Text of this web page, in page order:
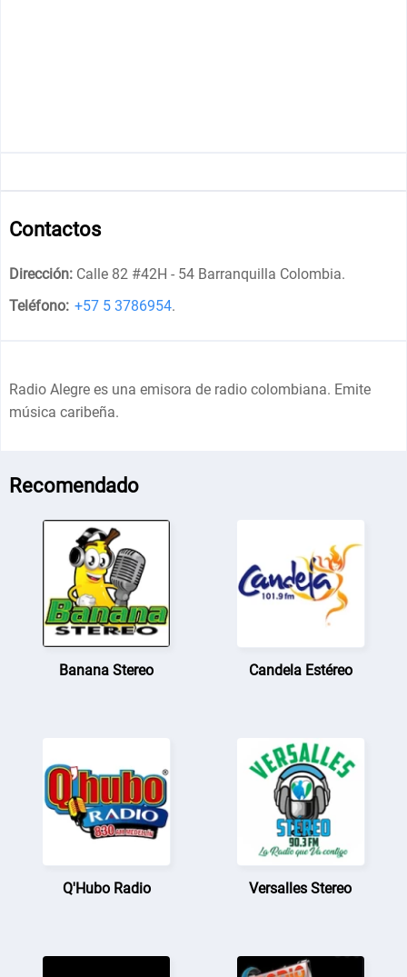
Contactos
Dirección: Calle 82 #42H - 54 Barranquilla Colombia.
Teléfono: +57 5 3786954.
Radio Alegre es una emisora de radio colombiana. Emite
música caribeña.
Recomendado
Banana Stereo Candela Estéreo
Q'Hubo Radio Versalles Stereo